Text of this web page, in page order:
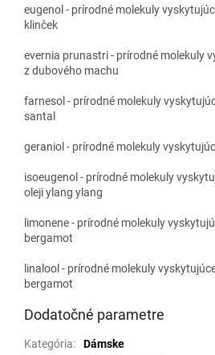
eugenol - prírodné molekuly
klinček
evernia prunastri - prírodné molekuly
z dubového machu
farnesol - prírodné molekuly
santal
geraniol - prírodné molekuly
isoeugenol - prírodné molekuly
oleji ylang ylang
limonene - prírodné molekuly
bergamot
linalool - prírodné molekuly
bergamot
Dodatočné parametre
Kategória:
Dámske